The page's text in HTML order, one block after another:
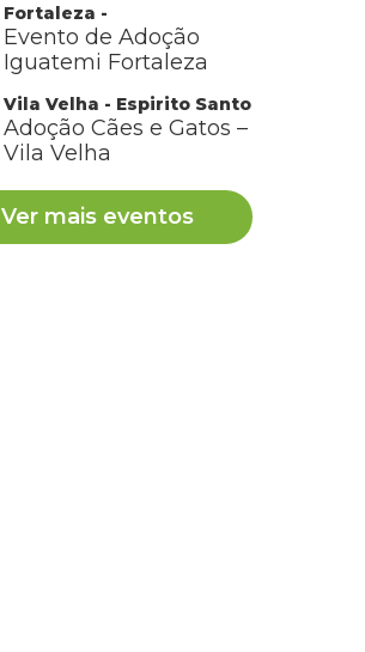
Fortaleza -
Evento de Adoção
Iguatemi Fortaleza
Vila Velha - Espirito Santo
Adoção Cães e Gatos –
Vila Velha
Ver mais eventos